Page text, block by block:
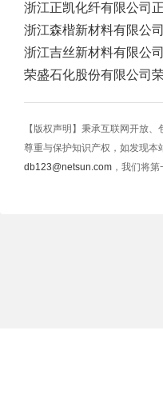
浙江正凯化纤有限公司
浙江森楷新材料有限公司
浙江吉丝新材料有限公司
荣盛石化股份有限公司
【版权声明】秉承互联网开放
尊重与保护知识产权，如发现本
db123@netsun.com ，我们将第